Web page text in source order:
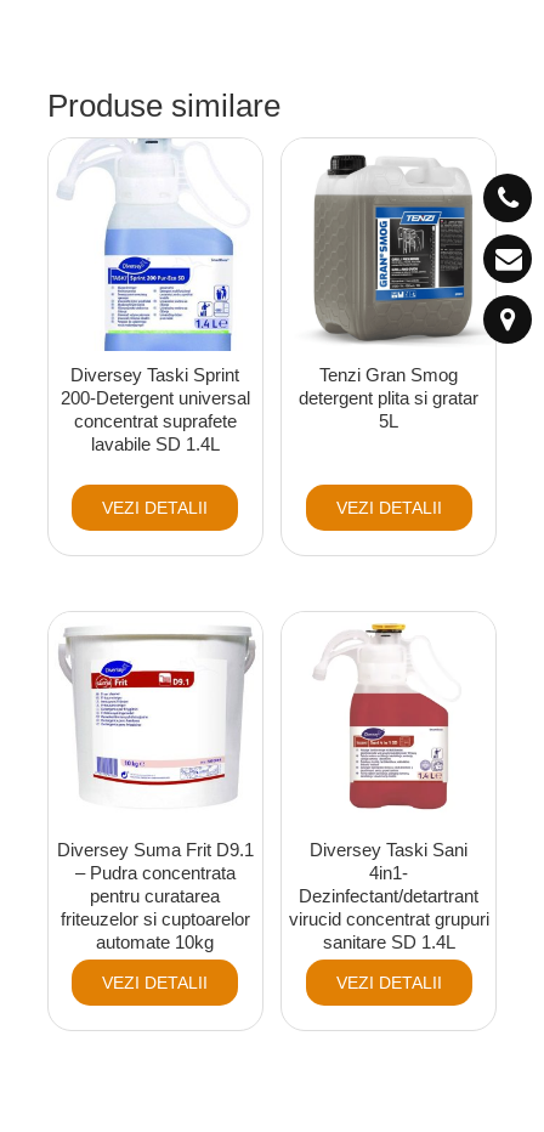
Produse similare
Diversey Taski Sprint
200-Detergent universal
concentrat suprafete
lavabile SD 1.4L
VEZI DETALII
Tenzi Gran Smog
detergent plita si gratar
5L
VEZI DETALII
Diversey Suma Frit D9.1
– Pudra concentrata
pentru curatarea
friteuzelor si cuptoarelor
automate 10kg
VEZI DETALII
Diversey Taski Sani
4in1-
Dezinfectant/detartrant
virucid concentrat grupuri
sanitare SD 1.4L
VEZI DETALII